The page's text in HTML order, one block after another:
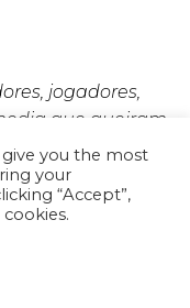
jogadores,
que queiram
de scouting,
através de
do nosso
you the most
your
“Accept”,